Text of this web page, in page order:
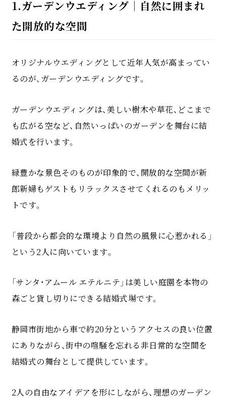
1.ガーデンウエディング｜自然に囲まれ
た開放的な空間
オリジナルウエディングとして近年人気が高まってい
るのが、ガーデンウエディングです。
ガーデンウエディングは、美しい樹木や草花、どこまで
も広がる空など、自然いっぱいのガーデンを舞台に結
婚式を行います。
緑豊かな景色そのものが印象的で、開放的な空間が新
郎新婦もゲストもリラックスさせてくれるのもメリッ
トです。
「普段から都会的な環境より自然の風景に心惹かれる」
という2人に向いています。
「サンタ・アムール エテルニテ」は美しい庭園を本物の
森ごと貸し切りにできる結婚式場です。
静岡市街地から車で約20分というアクセスの良い位置
にありながら、街中の喧騒を忘れる非日常的な空間を
結婚式の舞台として提供しています。
2人の自由なアイデアを形にしながら、理想のガーデン